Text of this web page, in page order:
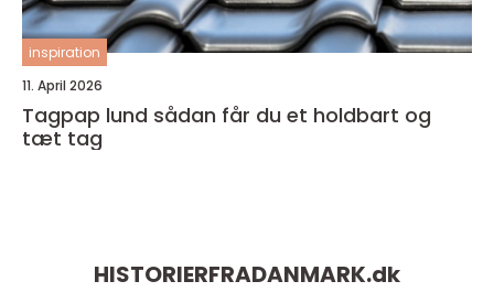
inspiration
11. April 2026
Tagpap lund sådan får du et holdbart og
tæt tag
HISTORIERFRADANMARK.dk